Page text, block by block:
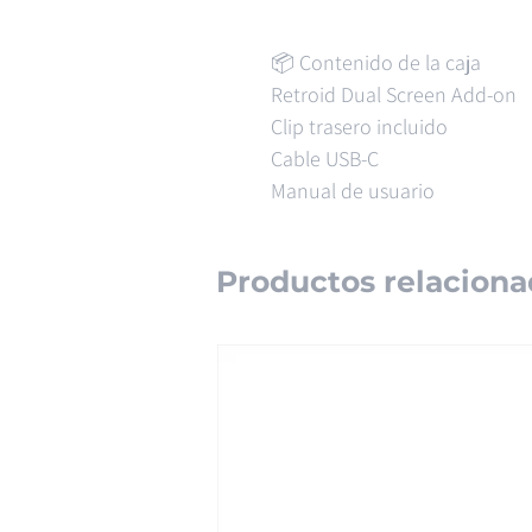
📦 Contenido de la caja
Retroid Dual Screen Add-on
Clip trasero incluido
Cable USB-C
Manual de usuario
Productos